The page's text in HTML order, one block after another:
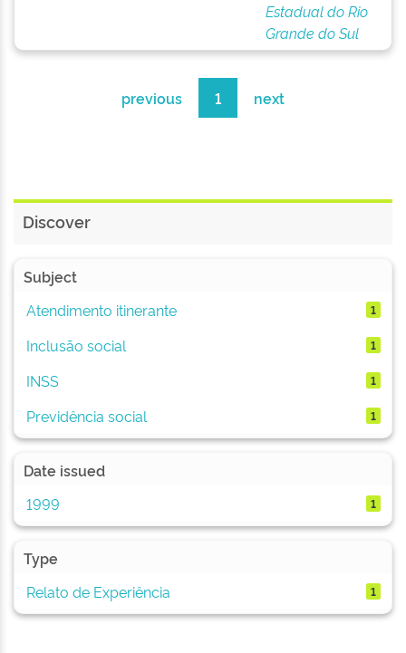
Estadual do Rio
Grande do Sul
previous 1 next
Discover
Subject
Atendimento itinerante
1
Inclusão social 1
INSS 1
Previdência social 1
Date issued
1999
1
Type
Relato de Experiência
1